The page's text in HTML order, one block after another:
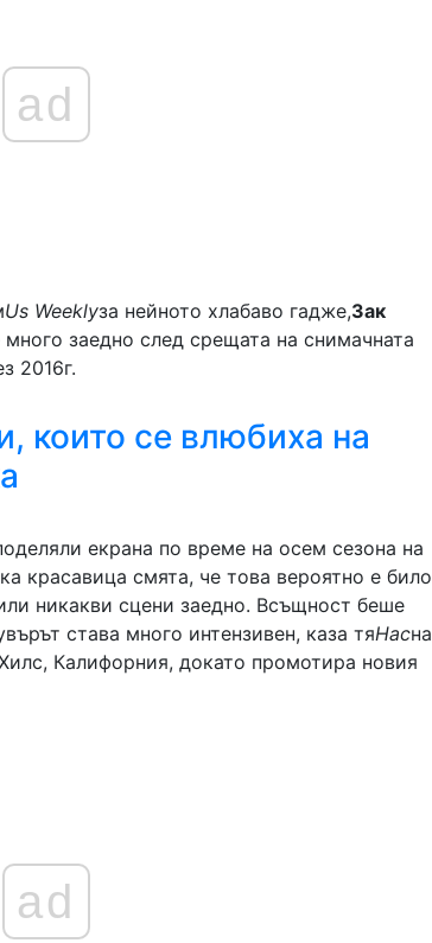
ad
Us Weeklyза нейното хлабаво гадже,Зак
заедно след срещата на снимачната
2016г.
които се влюбиха на
екрана по време на осем сезона на
красавица смята, че това вероятно е било
никакви сцени заедно. Всъщност беше
става много интензивен, каза тяНасна
Калифорния, докато промотира новия
ad